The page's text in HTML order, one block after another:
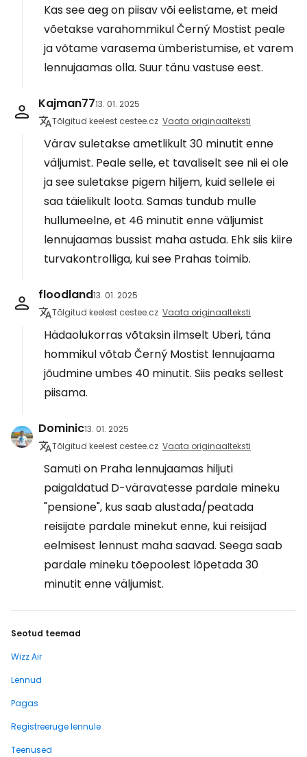
Kas see aeg on piisav või eelistame, et meid
võetakse varahommikul Černý Mostist peale
ja võtame varasema ümberistumise, et varem
lennujaamas olla. Suur tänu vastuse eest.
Kajman7713. 01. 2025
Tõlgitud keelest cestee.cz Vaata originaalteksti
Värav suletakse ametlikult 30 minutit enne
väljumist. Peale selle, et tavaliselt see nii ei ole
ja see suletakse pigem hiljem, kuid sellele ei
saa täielikult loota. Samas tundub mulle
hullumeelne, et 46 minutit enne väljumist
lennujaamas bussist maha astuda. Ehk siis kiire
turvakontrolliga, kui see Prahas toimib.
floodland13. 01. 2025
Tõlgitud keelest cestee.cz Vaata originaalteksti
Hädaolukorras võtaksin ilmselt Uberi, täna
hommikul võtab Černý Mostist lennujaama
jõudmine umbes 40 minutit. Siis peaks sellest
piisama.
Dominic13. 01. 2025
Tõlgitud keelest cestee.cz Vaata originaalteksti
Samuti on Praha lennujaamas hiljuti
paigaldatud D-väravatesse pardale mineku
"pensione", kus saab alustada/peatada
reisijate pardale minekut enne, kui reisijad
eelmisest lennust maha saavad. Seega saab
pardale mineku tõepoolest lõpetada 30
minutit enne väljumist.
Seotud teemad
Wizz Air
Lennud
Pagas
Registreeruge lennule
Teenused